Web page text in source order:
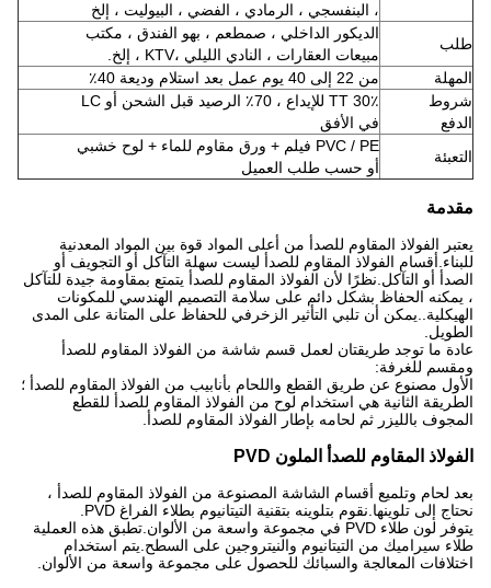
، البنفسجي ، الرمادي ، الفضي ، البيوليت ، إلخ
طلب
الديكور الداخلي ، صمطعم ، بهو الفندق ، مكتب
مبيعات العقارات ، النادي الليلي ، KTV ، إلخ.
المهلة
من 22 إلى 40 يوم عمل بعد استلام وديعة 40٪
شروط
الدفع
30٪ TT للإيداع ، 70٪ الرصيد قبل الشحن أو LC
في الأفق
التعبئة
PVC / PE فيلم + ورق مقاوم للماء + لوح خشبي
أو حسب طلب العميل
مقدمة
يعتبر الفولاذ المقاوم للصدأ من أعلى المواد قوة بين المواد المعدنية
للبناء.أقسام الفولاذ المقاوم للصدأ ليست سهلة التآكل أو التجويف أو
الصدأ أو التآكل.نظرًا لأن الفولاذ المقاوم للصدأ يتمتع بمقاومة جيدة للتآكل
، يمكنه الحفاظ بشكل دائم على سلامة التصميم الهندسي للمكونات
الهيكلية..يمكن أن تلبي التأثير الزخرفي للحفاظ على المتانة على المدى
الطويل.
عادة ما توجد طريقتان لعمل قسم شاشة من الفولاذ المقاوم للصدأ
ومقسم للغرفة:
الأول مصنوع عن طريق القطع واللحام بأنابيب من الفولاذ المقاوم للصدأ ؛
الطريقة الثانية هي استخدام لوح من الفولاذ المقاوم للصدأ للقطع
المجوف بالليزر ثم لحامه بإطار الفولاذ المقاوم للصدأ.
الفولاذ المقاوم للصدأ الملون PVD
بعد لحام وتلميع أقسام الشاشة المصنوعة من الفولاذ المقاوم للصدأ ،
نحتاج إلى تلوينها.نقوم بتلوينه بتقنية التيتانيوم بطلاء الفراغ PVD.
يتوفر لون طلاء PVD في مجموعة واسعة من الألوان.تطبق هذه العملية
طلاء سيراميك من التيتانيوم والنيتروجين على السطح.يتم استخدام
اختلافات المعالجة والسبائك للحصول على مجموعة واسعة من الألوان.